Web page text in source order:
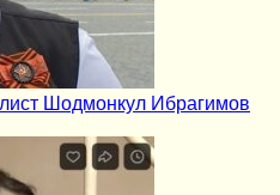
Шодмонкул Ибрагимов